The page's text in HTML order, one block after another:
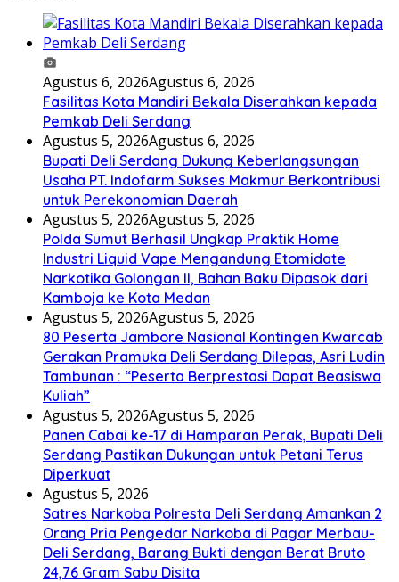
Agustus 6, 2026Agustus 6, 2026
Fasilitas Kota Mandiri Bekala Diserahkan kepada
Pemkab Deli Serdang
Agustus 5, 2026Agustus 6, 2026
Bupati Deli Serdang Dukung Keberlangsungan
Usaha PT. Indofarm Sukses Makmur Berkontribusi
untuk Perekonomian Daerah
Agustus 5, 2026Agustus 5, 2026
Polda Sumut Berhasil Ungkap Praktik Home
Industri Liquid Vape Mengandung Etomidate
Narkotika Golongan II, Bahan Baku Dipasok dari
Kamboja ke Kota Medan
Agustus 5, 2026Agustus 5, 2026
80 Peserta Jambore Nasional Kontingen Kwarcab
Gerakan Pramuka Deli Serdang Dilepas, Asri Ludin
Tambunan : “Peserta Berprestasi Dapat Beasiswa
Kuliah”
Agustus 5, 2026Agustus 5, 2026
Panen Cabai ke-17 di Hamparan Perak, Bupati Deli
Serdang Pastikan Dukungan untuk Petani Terus
Diperkuat
Agustus 5, 2026
Satres Narkoba Polresta Deli Serdang Amankan 2
Orang Pria Pengedar Narkoba di Pagar Merbau-
Deli Serdang, Barang Bukti dengan Berat Bruto
24,76 Gram Sabu Disita